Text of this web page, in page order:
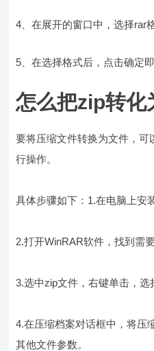
4、在展开的窗口中，选择rar
5、在选择格式后，点击确定即
怎么把zip转化
要将压缩文件转换为文件，
行操作。
具体步骤如下：1.在电脑上安
2.打开WinRAR软件，找到需
3.选中zip文件，右键单击，选
4.在压缩档案对话框中，将压
其他文件参数。